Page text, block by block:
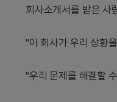
회사소개서를 받은 사
"이 회사가 우리 상황
"우리 문제를 해결할